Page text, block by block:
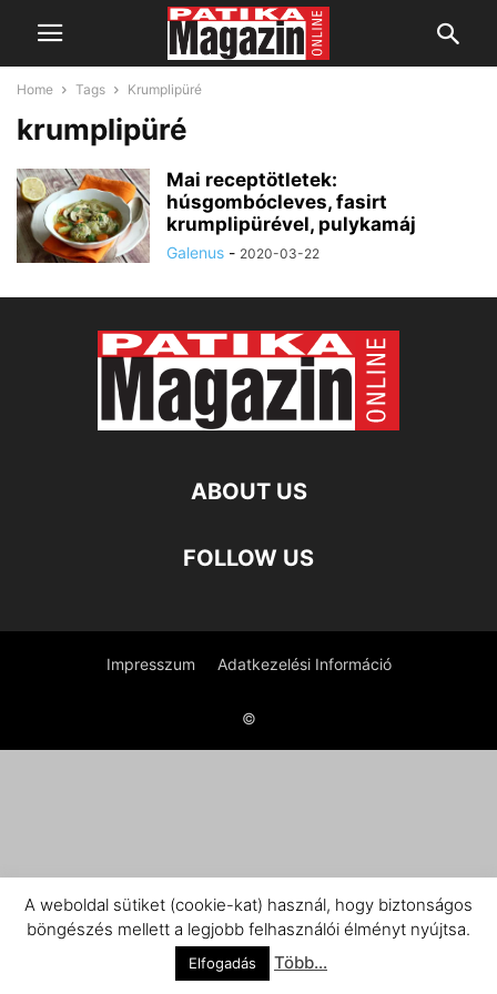
Home Tags Krumplipüré
krumplipüré
Mai receptötletek:
húsgombócleves, fasirt
krumplipürével, pulykamáj
Galenus - 2020-03-22
ABOUT US
FOLLOW US
Impresszum Adatkezelési Információ
©
A weboldal sütiket (cookie-kat) használ, hogy biztonságos
böngészés mellett a legjobb felhasználói élményt nyújtsa.
Elfogadás Több...